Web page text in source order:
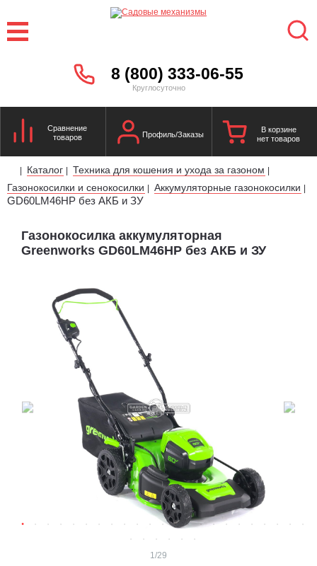
8 (800) 333-06-55
Круглосуточно
Сравнение
товаров
Профиль/Заказы
В корзине
нет товаров
| Каталог | Техника для кошения и ухода за газоном |
Газонокосилки и сенокосилки | Аккумуляторные газонокосилки |
GD60LM46HP без АКБ и ЗУ
Газонокосилка аккумуляторная
Greenworks GD60LM46HP без АКБ и ЗУ
1 /29